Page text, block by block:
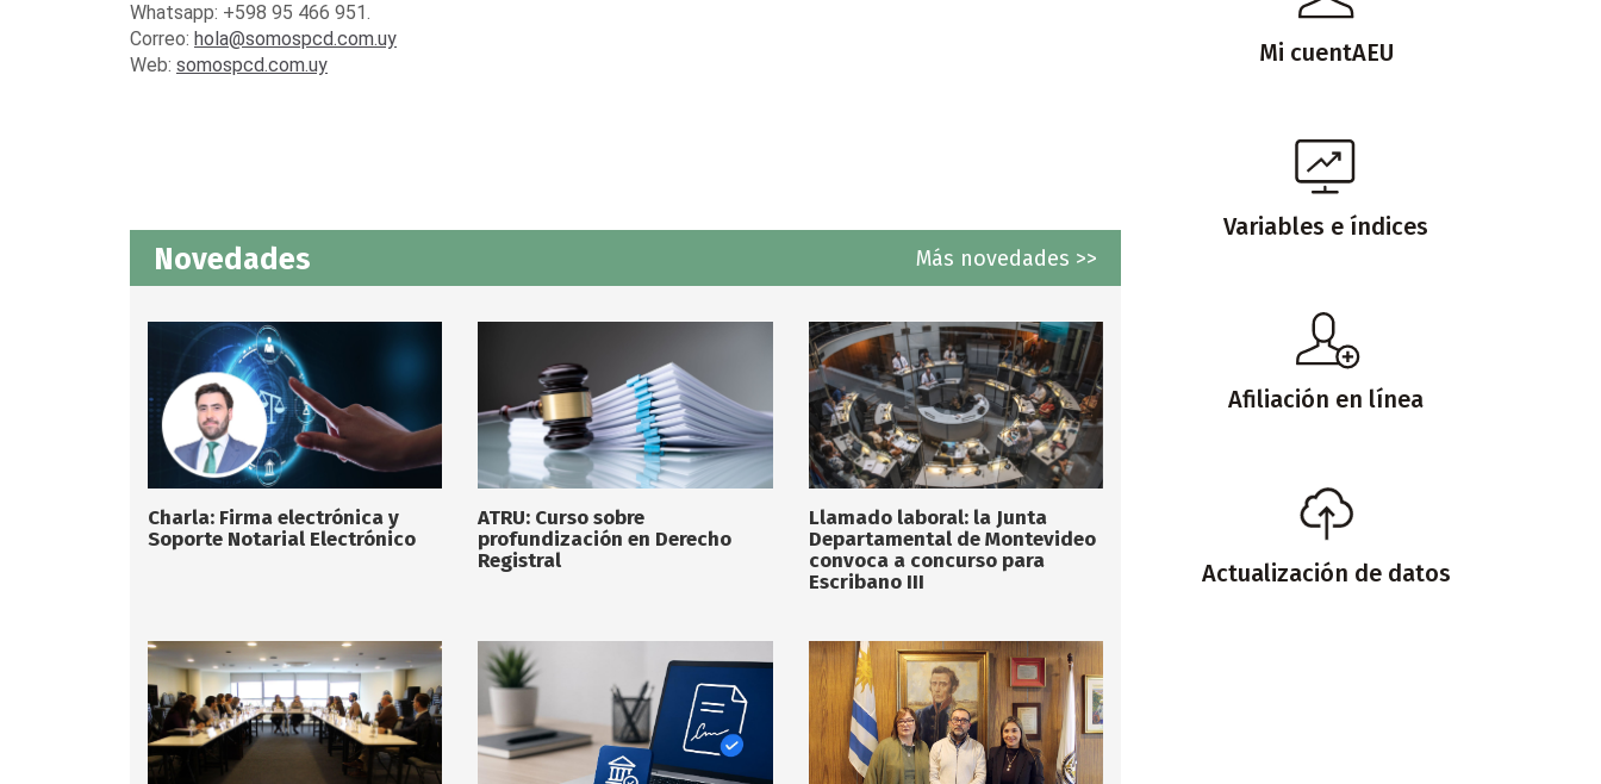
Whatsapp: +598 95 466 951.
Correo: hola@somospcd.com.uy
Web: somospcd.com.uy
Novedades Más novedades >>
Charla: Firma electrónica y
Soporte Notarial Electrónico
ATRU: Curso sobre
profundización en Derecho
Registral
Llamado laboral: la Junta
Departamental de Montevideo
convoca a concurso para
Escribano III
Mi cuentAEU
Variables e índices
Afiliación en línea
Actualización de datos